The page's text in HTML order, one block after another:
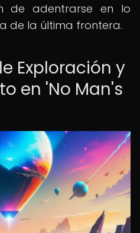
de adentrarse en lo
de la última frontera.
Exploración y
en 'No Man's